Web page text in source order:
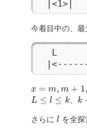
|<1>|
今着目中の、
L
x = m, m + 1,
.
L ≤ l ≤ k
L≤ ≤ k 、 k
k +
さらに l
l を全